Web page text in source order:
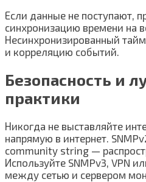
Если данные не поступают,
синхронизацию времени на
Несинхронизированный
и корреляцию событий.
Безопасность и
практики
Никогда не выставляйте
напрямую в интернет.
community string —
Используйте SNMPv3, VPN
между сетью и сервером